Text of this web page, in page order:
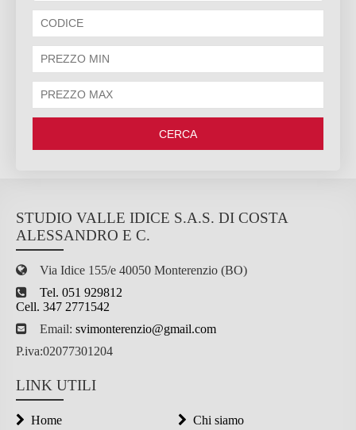
CERCA
STUDIO VALLE IDICE S.A.S. DI COSTA
ALESSANDRO E C.
Via Idice 155/e 40050 Monterenzio (BO)
Tel. 051 929812
Cell. 347 2771542
Email: svimonterenzio@gmail.com
P.iva:02077301204
LINK UTILI
Home
Chi siamo